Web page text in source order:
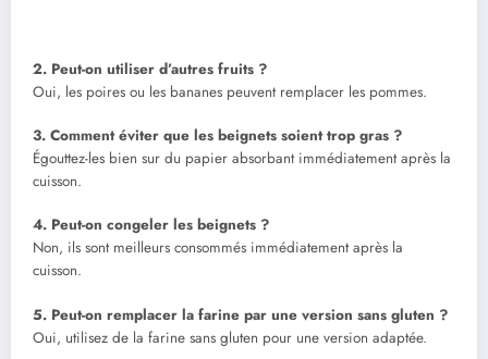
2. Peut-on utiliser d’autres fruits ?
Oui, les poires ou les bananes peuvent remplacer les pommes.
3. Comment éviter que les beignets soient trop gras ?
Égouttez-les bien sur du papier absorbant immédiatement après la
cuisson.
4. Peut-on congeler les beignets ?
Non, ils sont meilleurs consommés immédiatement après la
cuisson.
5. Peut-on remplacer la farine par une version sans gluten ?
Oui, utilisez de la farine sans gluten pour une version adaptée.